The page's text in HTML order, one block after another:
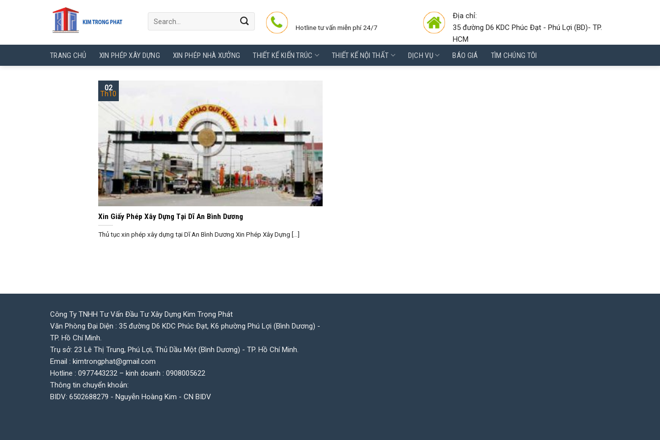
Hotline tư vấn miễn phí 24/7
Địa chỉ:
35 đường D6 KDC Phúc Đạt - Phú Lợi (BD)- TP.
HCM
TRANG CHỦ
XIN PHÉP XÂY DỰNG XIN PHÉP NHÀ XƯỞNG THIẾT KẾ KIẾN TRÚC THIẾT KẾ NỘI THẤT DỊCH VỤ BÁO GIÁ TÌM CHÚNG TÔI
Xin Giấy Phép Xây Dựng Tại Dĩ An Bình Dương
Thủ tục xin phép xây dựng tại Dĩ An Bình Dương Xin Phép Xây Dựng [...]
02
Th10
Công Ty TNHH Tư Vấn Đầu Tư Xây Dựng Kim Trọng Phát
Văn Phòng Đại Diện : 35 đường D6 KDC Phúc Đạt, K6 phường Phú Lợi (Bình Dương) -
TP. Hồ Chí Minh.
Trụ sở: 23 Lê Thị Trung, Phú Lợi, Thủ Dầu Một (Bình Dương) - TP. Hồ Chí Minh.
Email : kimtrongphat@gmail.com
Hotline : 0977443232 – kinh doanh : 0908005622
Thông tin chuyển khoản:
BIDV: 6502688279 - Nguyễn Hoàng Kim - CN BIDV